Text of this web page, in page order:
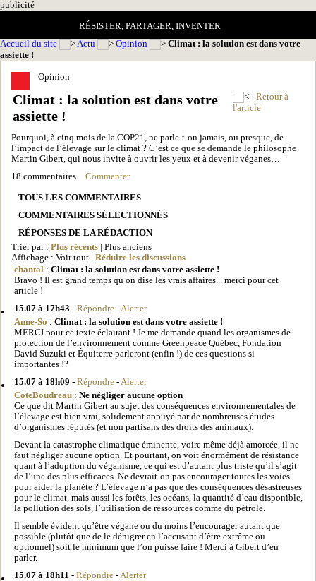
publicité
RÉSISTER, PARTAGER, INVENTER
Accueil du site
Actu Opinion
Climat : la solution est dans votre
assiette !
Opinion
Climat : la solution est dans votre
assiette !
Retour à
l'article
Pourquoi, à cinq mois de la COP21, ne parle-t-on jamais, ou presque, de
l’impact de l’élevage sur le climat ? C’est ce que se demande le philosophe
Martin Gibert, qui nous invite à ouvrir les yeux et à devenir véganes…
18 commentaires
Commenter
TOUS LES COMMENTAIRES
COMMENTAIRES SÉLECTIONNÉS
RÉPONSES DE LA RÉDACTION
Trier par : Plus récents | Plus anciens
Affichage : Voir tout | Réduire les discussions
chantal : Climat : la solution est dans votre assiette !
Bravo ! Il est grand temps qu on dise les vrais affaires... merci pour cet
article !
15.07 à 17h43 - Répondre - Alerter
Anne-So : Climat : la solution est dans votre assiette !
MERCI pour ce texte éclairant ! Je me demande quand les organismes de
protection de l’environnement comme Greenpeace Québec, Fondation
David Suzuki et Équiterre parleront (enfin !) de ces questions si
importantes !?
15.07 à 18h09 - Répondre - Alerter
CoteBoudreau : Ne négliger aucune option
Ce que dit Martin Gibert au sujet des conséquences environnementales de
l’élevage est bien vrai, solidement appuyé par de nombreuses études
d’organismes réputés (et non partisans des droits des animaux).
Devant la catastrophe climatique éminente, voire même déjà amorcée, il ne
faut négliger aucune option. Et pourtant, on voit énormément de résistance
quant à l’adoption du véganisme, ce qui est d’autant plus triste qu’il s’agit
de l’une des plus efficaces. Ne devrait-on pas encourager toutes les voies
pour aider la planète ? L’élevage n’a pas que des conséquences désastreuses
pour le climat, mais aussi les forêts, les océans, la quantité d’eau disponible,
la pollution des sols, l’utilisation de ressources comme du pétrole.
Il semble évident qu’être végane ou du moins l’encourager autant que
possible (plutôt que de le dénigrer en l’accusant d’être extrême ou
optionnel) soit le minimum que l’on puisse faire ! Merci à Gibert d’en
parler.
15.07 à 18h11 - Répondre - Alerter